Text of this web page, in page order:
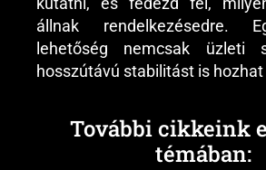
állnak rendelkezésedre.
lehetőség nemcsak üzleti
hosszútávú stabilitást is
További cikkeink
témában: